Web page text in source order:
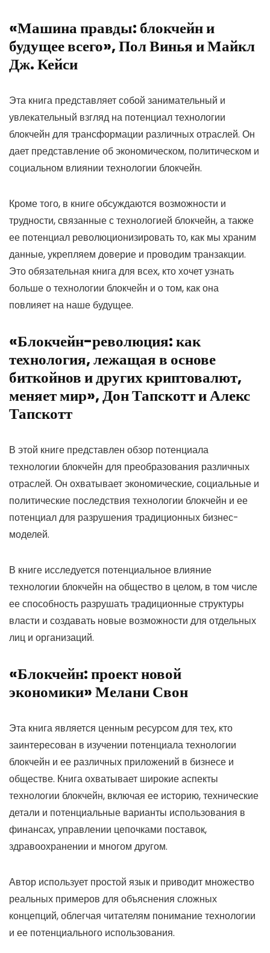
«Машина правды: блокчейн и
будущее всего», Пол Винья и Майкл
Дж. Кейси
Эта книга представляет собой занимательный и
увлекательный взгляд на потенциал технологии
блокчейн для трансформации различных отраслей. Он
дает представление об экономическом, политическом и
социальном влиянии технологии блокчейн.
Кроме того, в книге обсуждаются возможности и
трудности, связанные с технологией блокчейн, а также
ее потенциал революционизировать то, как мы храним
данные, укрепляем доверие и проводим транзакции.
Это обязательная книга для всех, кто хочет узнать
больше о технологии блокчейн и о том, как она
повлияет на наше будущее.
«Блокчейн-революция: как
технология, лежащая в основе
биткойнов и других криптовалют,
меняет мир», Дон Тапскотт и Алекс
Тапскотт
В этой книге представлен обзор потенциала
технологии блокчейн для преобразования различных
отраслей. Он охватывает экономические, социальные и
политические последствия технологии блокчейн и ее
потенциал для разрушения традиционных бизнес-
моделей.
В книге исследуется потенциальное влияние
технологии блокчейн на общество в целом, в том числе
ее способность разрушать традиционные структуры
власти и создавать новые возможности для отдельных
лиц и организаций.
«Блокчейн: проект новой
экономики» Мелани Свон
Эта книга является ценным ресурсом для тех, кто
заинтересован в изучении потенциала технологии
блокчейн и ее различных приложений в бизнесе и
обществе. Книга охватывает широкие аспекты
технологии блокчейн, включая ее историю, технические
детали и потенциальные варианты использования в
финансах, управлении цепочками поставок,
здравоохранении и многом другом.
Автор использует простой язык и приводит множество
реальных примеров для объяснения сложных
концепций, облегчая читателям понимание технологии
и ее потенциального использования.